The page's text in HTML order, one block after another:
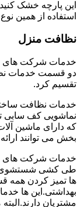
این پارچه خشک
استفاده از همین
نظافت منزل
خدمات شرکت های
دو قسمت خدمات
تقسیم کرد.
خدمات نظافت
نماشویی کف سابی
که دارای ماشین
بخش می توانند
خدمات شرکت های
طی کشی شستشوی
ها تمیز کردن
بهداشتی.این ها
مشتریان